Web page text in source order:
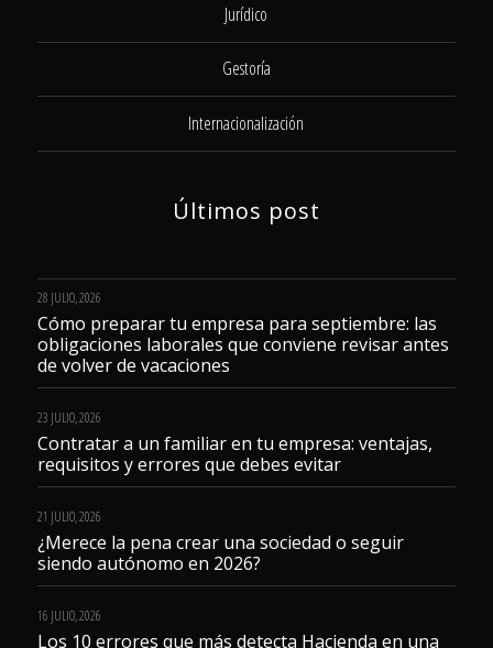
Jurídico
Gestoría
Internacionalización
Últimos post
28 JULIO, 2026
Cómo preparar tu empresa para septiembre: las
obligaciones laborales que conviene revisar antes
de volver de vacaciones
23 JULIO, 2026
Contratar a un familiar en tu empresa: ventajas,
requisitos y errores que debes evitar
21 JULIO, 2026
¿Merece la pena crear una sociedad o seguir
siendo autónomo en 2026?
16 JULIO, 2026
Los 10 errores que más detecta Hacienda en una